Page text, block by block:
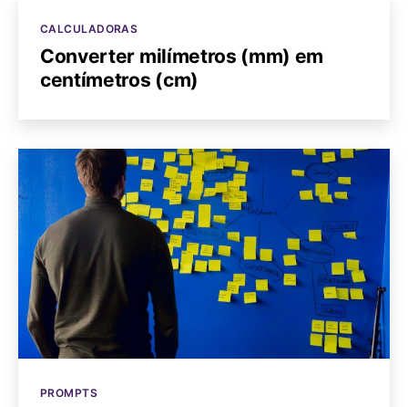
Categorias
CALCULADORAS
Converter milímetros (mm) em
centímetros (cm)
Categorias
PROMPTS